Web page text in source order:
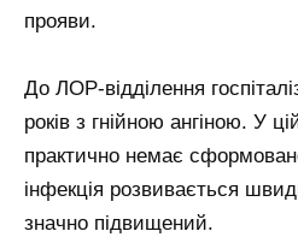
прояви.
До ЛОР-відділення
років з гнійною ангіною. У
практично немає
інфекція розвивається
значно підвищений.